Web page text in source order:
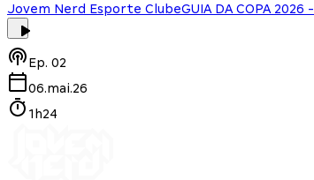
Jovem Nerd Esporte ClubeGUIA DA COPA
Ep. 02
06.mai.26
1h24